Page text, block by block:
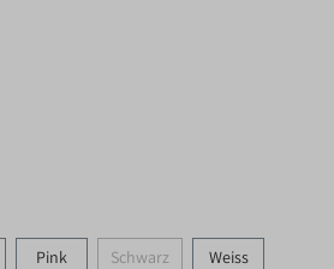
Pink Schwarz Weiss